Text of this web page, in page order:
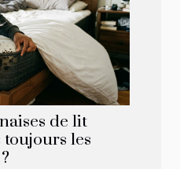
de lit
toujours les